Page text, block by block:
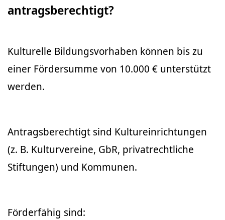
antragsberechtigt?
Kulturelle Bildungsvorhaben können bis zu
einer Fördersumme von 10.000 € unterstützt
werden.
Antragsberechtigt sind Kultureinrichtungen
(z. B. Kulturvereine, GbR, privatrechtliche
Stiftungen) und Kommunen.
Förderfähig sind: